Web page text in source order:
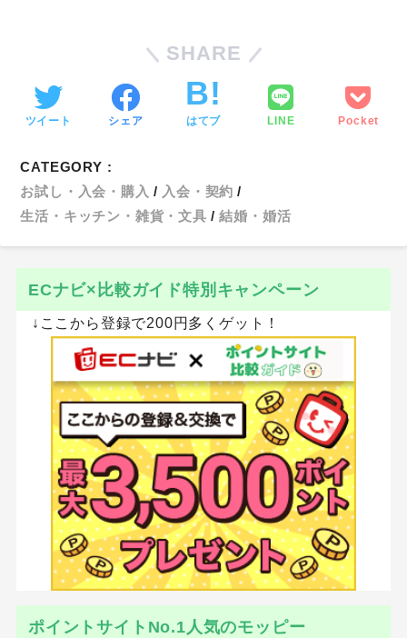
SHARE
ツイート シェア はてブ LINE Pocket
CATEGORY :
お試し・入会・購入
入会・契約
生活・キッチン・雑貨・文具
結婚・婚活
ECナビ×比較ガイド特別キャンペーン
↓ここから登録で200円多くゲット！
ポイントサイトNo.1人気のモッピー